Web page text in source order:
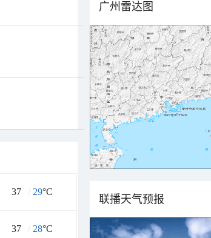
37 / 29°C
37 / 28°C
广州雷达图
联播天气预报